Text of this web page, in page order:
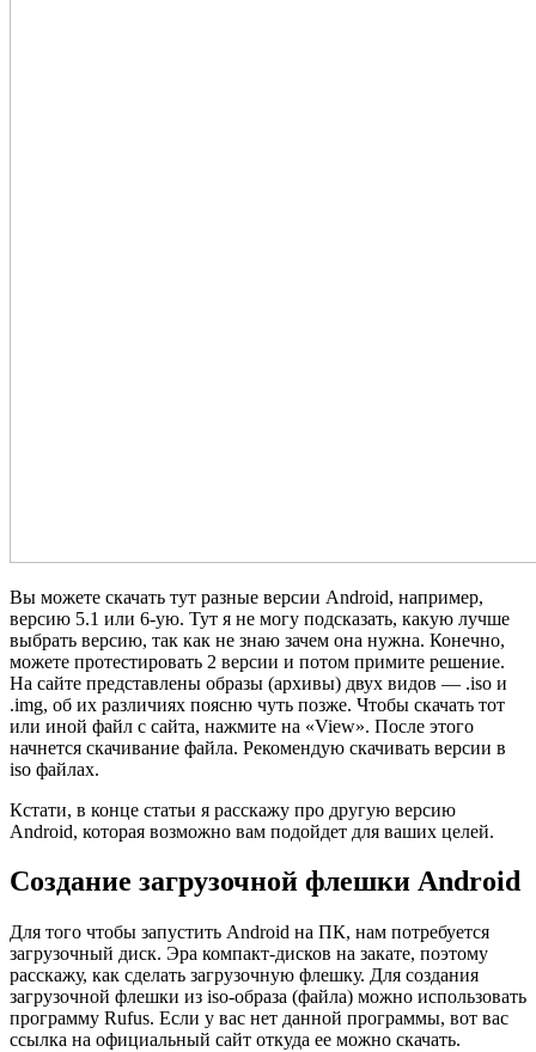
Вы можете скачать тут разные версии Android, например,
версию 5.1 или 6-ую. Тут я не могу подсказать, какую лучше
выбрать версию, так как не знаю зачем она нужна. Конечно,
можете протестировать 2 версии и потом примите решение.
На сайте представлены образы (архивы) двух видов — .iso и
.img, об их различиях поясню чуть позже. Чтобы скачать тот
или иной файл с сайта, нажмите на «View». После этого
начнется скачивание файла. Рекомендую скачивать версии в
iso файлах.
Кстати, в конце статьи я расскажу про другую версию
Android, которая возможно вам подойдет для ваших целей.
Создание загрузочной флешки Android
Для того чтобы запустить Android на ПК, нам потребуется
загрузочный диск. Эра компакт-дисков на закате, поэтому
расскажу, как сделать загрузочную флешку. Для создания
загрузочной флешки из iso-образа (файла) можно использовать
программу Rufus. Если у вас нет данной программы, вот вас
ссылка на официальный сайт откуда ее можно скачать.